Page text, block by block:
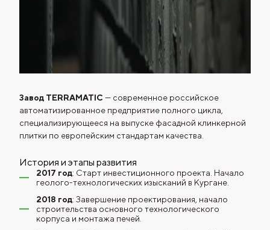
Завод TERRAMATIC — современное российское
автоматизированное предприятие полного цикла,
специализирующееся на выпуске фасадной клинкерной
плитки по европейским стандартам качества.
История и этапы развития
2017 год: Старт инвестиционного проекта. Начало
геолого-технологических изысканий в Кургане.
2018 год: Завершение проектирования, начало
строительства основного технологического
корпуса и монтажа печей.